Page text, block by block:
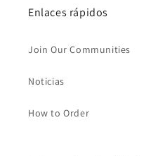
Enlaces rápidos
Join Our Communities
Noticias
How to Order